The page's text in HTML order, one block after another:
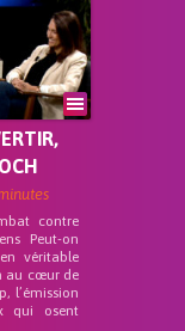
contre
Peut-on
véritable
au cœur de
l’émission
qui osent